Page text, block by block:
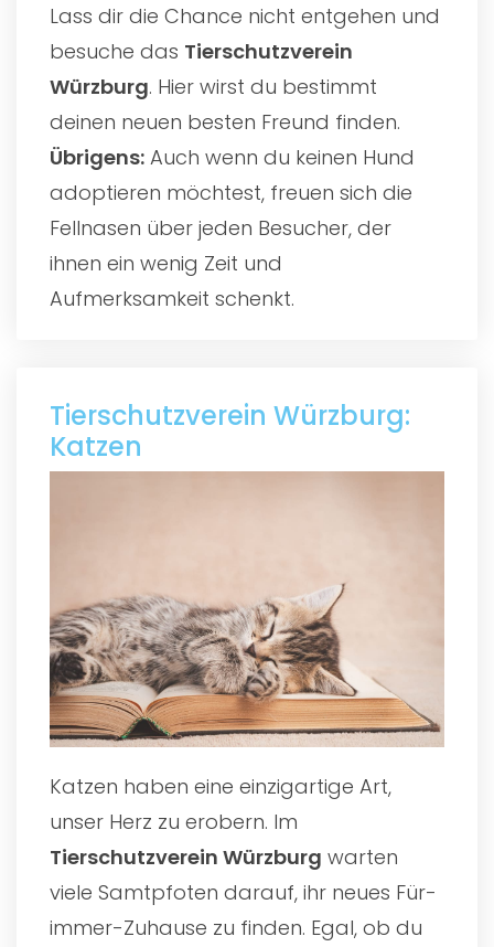
Lass dir die Chance nicht entgehen und
besuche das Tierschutzverein
Würzburg. Hier wirst du bestimmt
deinen neuen besten Freund finden.
Übrigens: Auch wenn du keinen Hund
adoptieren möchtest, freuen sich die
Fellnasen über jeden Besucher, der
ihnen ein wenig Zeit und
Aufmerksamkeit schenkt.
Tierschutzverein Würzburg:
Katzen
Katzen haben eine einzigartige Art,
unser Herz zu erobern. Im
Tierschutzverein Würzburg warten
viele Samtpfoten darauf, ihr neues Für-
immer-Zuhause zu finden. Egal, ob du